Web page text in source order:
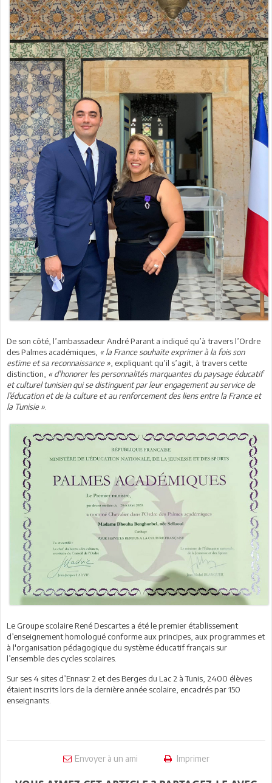
De son côté, l’ambassadeur André Parant a indiqué qu’à travers l’Ordre
des Palmes académiques, « la France souhaite exprimer à la fois son
estime et sa reconnaissance », expliquant qu’il s’agit, à travers cette
distinction, « d’honorer les personnalités marquantes du paysage éducatif
et culturel tunisien qui se distinguent par leur engagement au service de
l’éducation et de la culture et au renforcement des liens entre la France et
la Tunisie ».
Le Groupe scolaire René Descartes a été le premier établissement
d’enseignement homologué conforme aux principes, aux programmes et
à l'organisation pédagogique du système éducatif français sur
l’ensemble des cycles scolaires.
Sur ses 4 sites d’Ennasr 2 et des Berges du Lac 2 à Tunis, 2400 élèves
étaient inscrits lors de la dernière année scolaire, encadrés par 150
enseignants.
Envoyer à un ami Imprimer